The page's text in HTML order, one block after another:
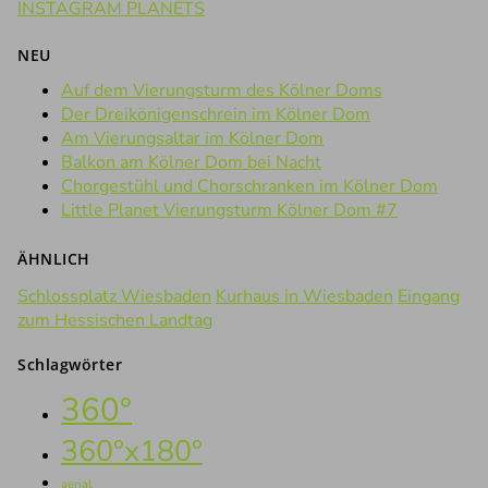
INSTAGRAM PLANETS
NEU
Auf dem Vierungsturm des Kölner Doms
Der Dreikönigenschrein im Kölner Dom
Am Vierungsaltar im Kölner Dom
Balkon am Kölner Dom bei Nacht
Chorgestühl und Chorschranken im Kölner Dom
Little Planet Vierungsturm Kölner Dom #7
ÄHNLICH
Schlossplatz Wiesbaden Kurhaus in Wiesbaden Eingang
zum Hessischen Landtag
Schlagwörter
360°
360°x180°
aerial